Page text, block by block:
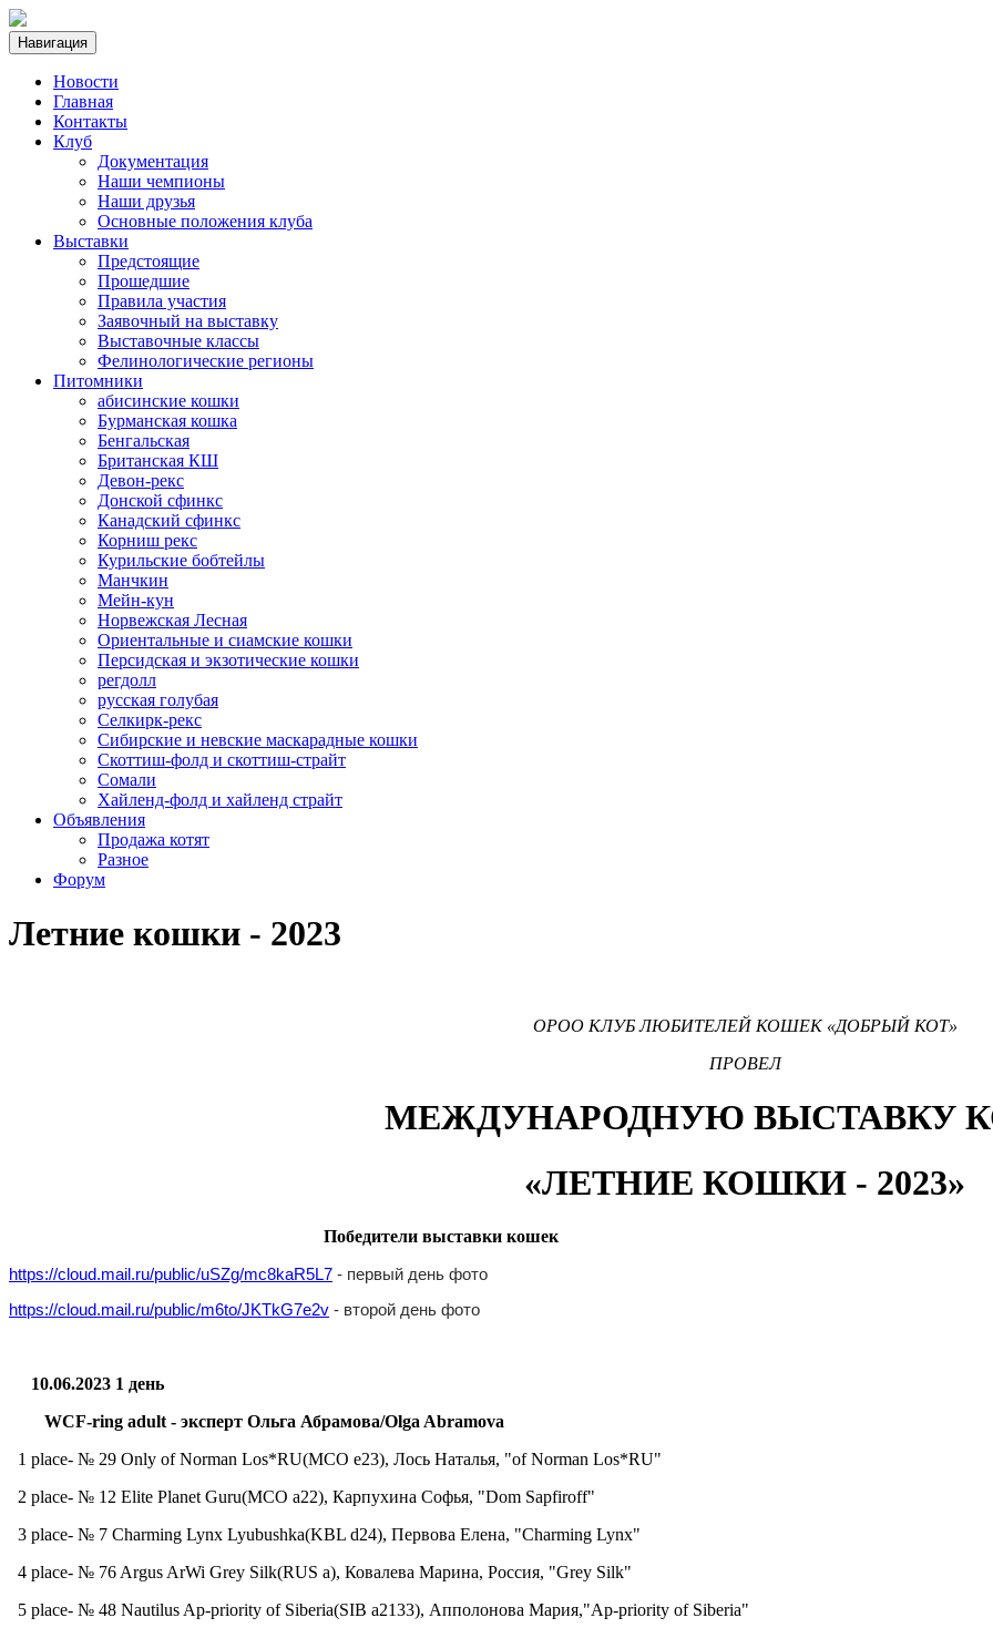
Навигация
Новости
Главная
Контакты
Клуб
Документация
Наши чемпионы
Наши друзья
Основные положения клуба
Выставки
Предстоящие
Прошедшие
Правила участия
Заявочный на выставку
Выставочные классы
Фелинологические регионы
Питомники
абисинские кошки
Бурманская кошка
Бенгальская
Британская КШ
Девон-рекс
Донской сфинкс
Канадский сфинкс
Корниш рекс
Курильские бобтейлы
Манчкин
Мейн-кун
Норвежская Лесная
Ориентальные и сиамские кошки
Персидская и экзотические кошки
регдолл
русская голубая
Селкирк-рекс
Сибирские и невские маскарадные кошки
Скоттиш-фолд и скоттиш-страйт
Сомали
Хайленд-фолд и хайленд страйт
Объявления
Продажа котят
Разное
Форум
Летние кошки - 2023
ОРОО КЛУБ ЛЮБИТЕЛЕЙ КОШЕК «ДОБРЫЙ КОТ»
ПРОВЕЛ
МЕЖДУНАРОДНУЮ ВЫСТАВКУ
«ЛЕТНИЕ КОШКИ - 2023»
Победители выставки кошек
https://cloud.mail.ru/public/uSZg/mc8kaR5L7 - первый день фото
https://cloud.mail.ru/public/m6to/JKTkG7e2v - второй день фото
10.06.2023 1 день
WCF-ring adult - эксперт Ольга Абрамова/Olga Abramova
1 place- № 29 Only of Norman Los*RU(MCO e23), Лось Наталья, "of Norman Los*RU"
2 place- № 12 Elite Planet Guru(MCO a22), Карпухина Софья, "Dom Sapfiroff"
3 place- № 7 Charming Lynx Lyubushka(KBL d24), Первова Елена, "Charming Lynx"
4 place- № 76 Argus ArWi Grey Silk(RUS a), Ковалева Марина, Россия, "Grey Silk"
5 place- № 48 Nautilus Ap-priority of Siberia(SIB a2133), Апполонова Мария,"Ap-priority of Siberia"